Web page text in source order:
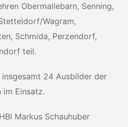
Obermallebarn, Senning,
Wagram,
Schmida, Perzendorf,
teil.
24 Ausbilder der
im Einsatz.
Markus Schauhuber